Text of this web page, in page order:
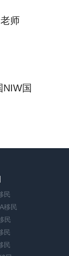
师
国
民
移民
民
民
民